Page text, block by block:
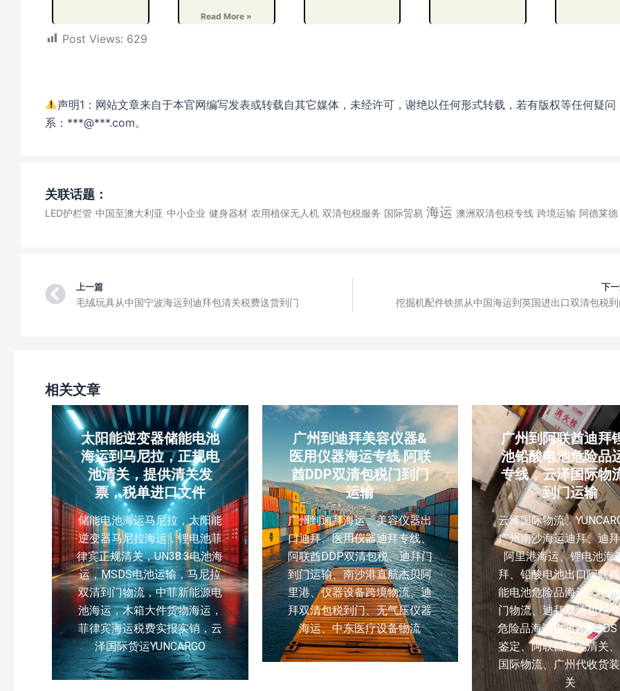
Read More »
Post Views: 629
声明1：网站文章来自于本官网编写发表或转载自其它媒体，未经许可，谢绝以任何形式转载，若有版权等任何疑问
系：***@***.com。
关联话题：
LED护栏管 中国至澳大利亚 中小企业 健身器材 农用植保无人机 双清包税服务 国际贸易 海运 澳洲双清包税专线 跨境运输 阿德莱德
Prev
上一篇
毛绒玩具从中国宁波海运到迪拜包清关税费送货到门
下
挖掘机配件铁抓从中国海运到英国进出口双清包税
相关文章
太阳能逆变器储能电池
海运到马尼拉，正规电
池清关，提供清关发
票，税单进口文件
储能电池海运马尼拉，太阳能
逆变器马尼拉海运，锂电池菲
律宾正规清关，UN38.3电池海
运，MSDS电池运输，马尼拉
双清到门物流，中菲新能源电
池海运，木箱大件货物海运，
菲律宾海运税费实报实销，云
泽国际货运YUNCARGO
广州到迪拜美容仪器&
医用仪器海运专线 阿联
酋DDP双清包税门到门
运输
广州到迪拜海运、美容仪器出
口迪拜、医用仪器迪拜专线、
阿联酋DDP双清包税、迪拜门
到门运输、南沙港直航杰贝阿
里港、仪器设备跨境物流、迪
拜双清包税到门、无气压仪器
海运、中东医疗设备物流
广州到阿联酋迪拜
池铅酸电池危险品
专线，云泽国际物
到门运输
云泽国际物流、
广州南沙海运迪拜、迪
阿里港海运、锂电池海
拜、铅酸电池出口阿联
能电池危险品海运、电
门物流、迪拜双清包税
危险品海运拼箱、MSDS
鉴定、阿联酋电池清关
国际物流、广州代收货
关